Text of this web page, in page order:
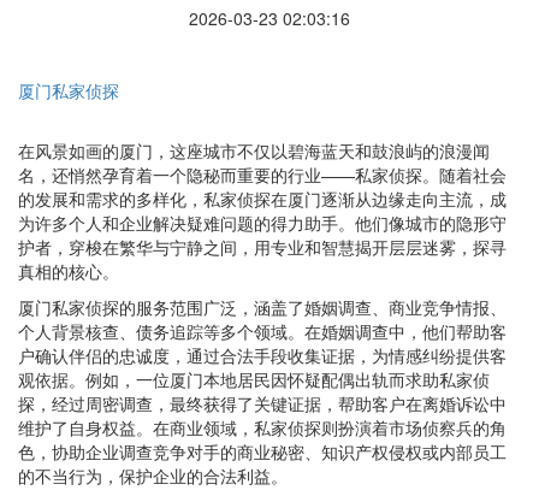
2026-03-23 02:03:16
厦门私家侦探
在风景如画的厦门，这座城市不仅以碧海蓝天和鼓浪屿的浪漫闻
名，还悄然孕育着一个隐秘而重要的行业——私家侦探。随着社会
的发展和需求的多样化，私家侦探在厦门逐渐从边缘走向主流，成
为许多个人和企业解决疑难问题的得力助手。他们像城市的隐形守
护者，穿梭在繁华与宁静之间，用专业和智慧揭开层层迷雾，探寻
真相的核心。
厦门私家侦探的服务范围广泛，涵盖了婚姻调查、商业竞争情报、
个人背景核查、债务追踪等多个领域。在婚姻调查中，他们帮助客
户确认伴侣的忠诚度，通过合法手段收集证据，为情感纠纷提供客
观依据。例如，一位厦门本地居民因怀疑配偶出轨而求助私家侦
探，经过周密调查，最终获得了关键证据，帮助客户在离婚诉讼中
维护了自身权益。在商业领域，私家侦探则扮演着市场侦察兵的角
色，协助企业调查竞争对手的商业秘密、知识产权侵权或内部员工
的不当行为，保护企业的合法利益。